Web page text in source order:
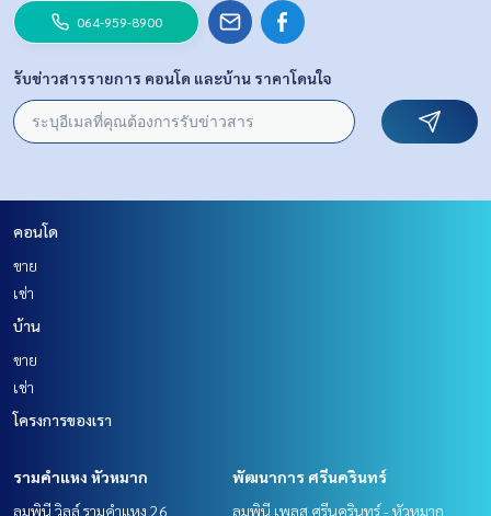
064-959-8900
รับข่าวสารรายการ คอนโด และบ้าน ราคาโดนใจ
คอนโด
ขาย
เช่า
บ้าน
ขาย
เช่า
โครงการของเรา
รามคำแหง หัวหมาก
ลุมพินี วิลล์ รามคำแหง 26
พัฒนาการ ศรีนครินทร์
ลุมพินี เพลส ศรีนครินทร์ - หัวหมาก